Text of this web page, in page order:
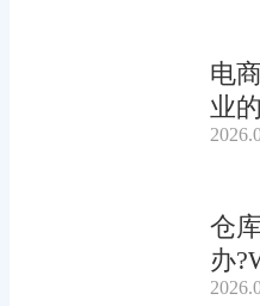
电
业
仓
办